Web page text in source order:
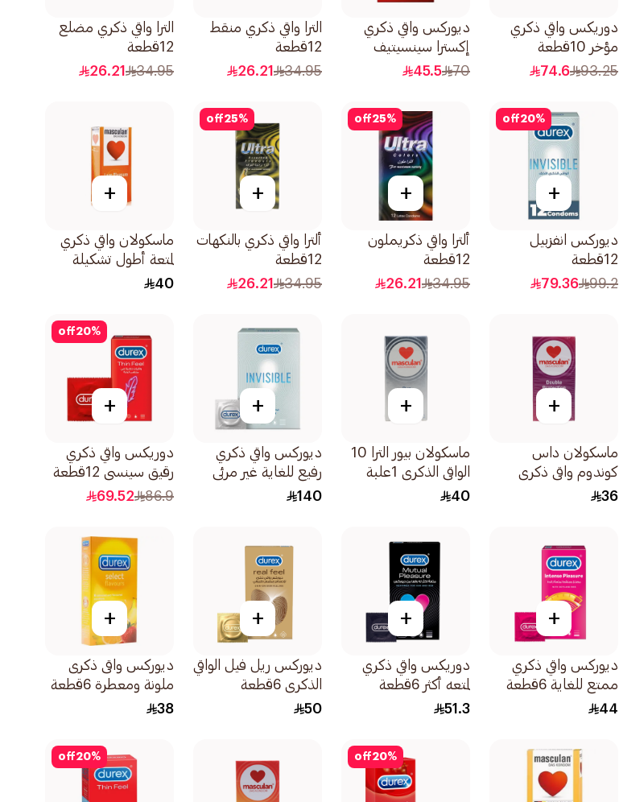
دوريكس واقي ذكري
مؤخر 10قطعة
93.25
74.6
ديوركس واقي ذكري
إكسترا سينسيتيف
نحيف 12قطعة
70
45.5
الترا واقي ذكري منقط
12قطعة
34.95
26.21
الترا واقي ذكري مضلع
12قطعة
34.95
26.21
20%
off
+
ديوركس انفزبيل
12قطعة
99.2
79.36
25%
off
+
ألترا واقي ذكريملون
12قطعة
34.95
26.21
25%
off
+
ألترا واقي ذكري بالنكهات
12قطعة
34.95
26.21
+
ماسكولان واقي ذكري
لمتعة أطول تشكيلة
خاصة 10قطع
40
+
ماسكولان داس
كوندوم واقي ذكري
حماية مزدوجة 10قطع
36
+
ماسكولان بيور الترا 10
الواقي الذكري 1علبة
40
+
ديوركس واقي ذكري
رفيع للغاية غير مرئي
20قطعة
140
20%
off
+
دوريكس واقي ذكري
رقيق سينسي 12قطعة
86.9
69.52
+
ديوركس واقي ذكري
ممتع للغاية 6قطعة
44
+
دوريكس واقي ذكري
لمتعه أكثر 6قطعة
51.3
+
ديوركس ريل فيل الواقي
الذكري 6قطعة
50
+
ديوركس واقى ذكرى
ملونة ومعطرة 6قطعة
38
20%
off
20%
off